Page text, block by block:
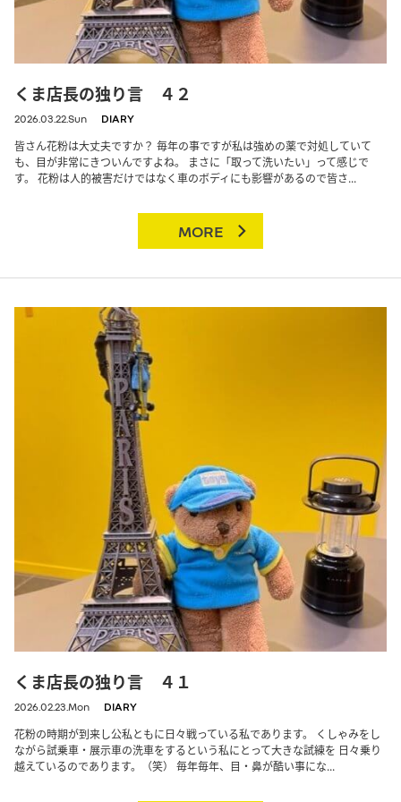
くま店長の独り言 ４２
2026.03.22.Sun DIARY
皆さん花粉は大丈夫ですか？ 毎年の事ですが私は強めの薬で対処していて
も、目が非常にきついんですよね。 まさに「取って洗いたい」って感じで
す。 花粉は人的被害だけではなく車のボディにも影響があるので皆さ...
MORE
くま店長の独り言 ４１
2026.02.23.Mon DIARY
花粉の時期が到来し公私ともに日々戦っている私であります。 くしゃみをし
ながら試乗車・展示車の洗車をするという私にとって大きな試練を 日々乗り
越えているのであります。（笑） 毎年毎年、目・鼻が酷い事にな...